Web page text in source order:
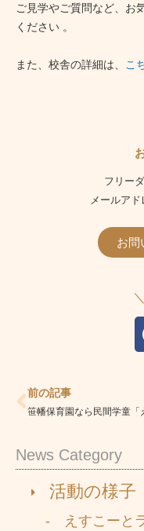
News Category
活動の様子
- えすこーと
ご見学やご質問など、お
ください 。
また、校舎の詳細は、 こ
フリー
メールアド
お問
前の記事